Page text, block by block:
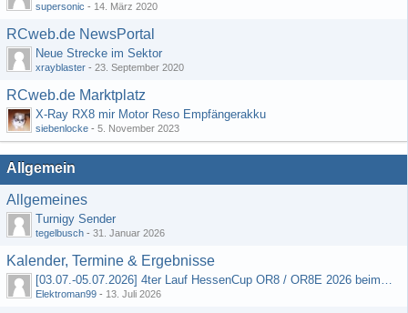
supersonic - 14. März 2020
RCweb.de NewsPortal
Neue Strecke im Sektor
xrayblaster - 23. September 2020
RCweb.de Marktplatz
X-Ray RX8 mir Motor Reso Empfängerakku
siebenlocke - 5. November 2023
Allgemein
Allgemeines
Turnigy Sender
tegelbusch - 31. Januar 2026
Kalender, Termine & Ergebnisse
[03.07.-05.07.2026] 4ter Lauf HessenCup OR8 / OR8E 2026 beim MSV Linsengericht e.V.
Elektroman99 - 13. Juli 2026